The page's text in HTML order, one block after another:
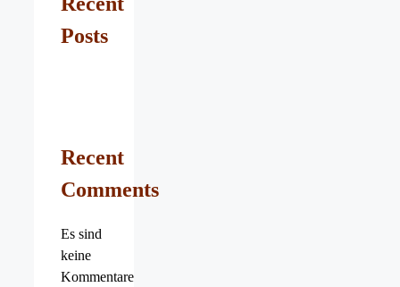
Posts
Recent
Comments
Es sind
keine
Kommentare